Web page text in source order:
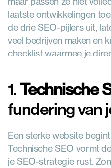
laatste ontwikkelingen
de drie SEO-pijlers uit,
veel bedrijven maken en
checklist waarmee je
1. Technische
fundering van
Een sterke website
Technische SEO vormt
je SEO-strategie rust.